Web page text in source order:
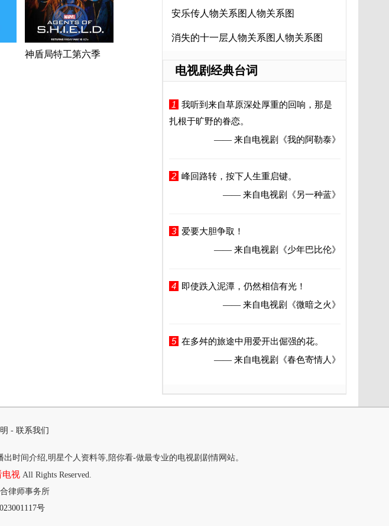
神盾局特工第六季
安乐传人物关系图人物关系图
消失的十一层人物关系图人物关系图
电视剧经典台词
1
我听到来自草原深处厚重的回响，那是
扎根于旷野的眷恋。
—— 来自电视剧
《我的阿勒泰》
2 峰回路转，按下人生重启键。
—— 来自电视剧
《另一种蓝》
3
爱要大胆争取！
—— 来自电视剧
《少年巴比伦》
4
即使跌入泥潭，仍然相信有光！
—— 来自电视剧
《微暗之火》
5 在多舛的旅途中用爱开出倔强的花。
—— 来自电视剧
《春色寄情人》
- 联系我们
时间介绍,明星个人资料等,陪你看-做最专业的电视剧剧情网站。
电视All Rights Reserved.
律师事务所
号